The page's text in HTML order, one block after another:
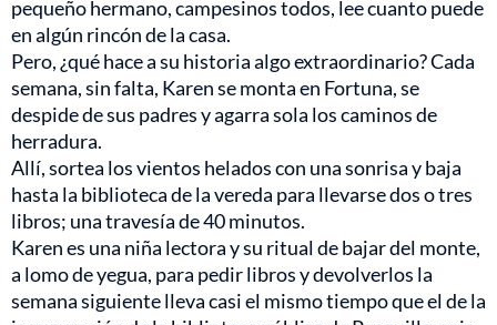
pequeño hermano, campesinos todos, lee cuanto puede
en algún rincón de la casa.
Pero, ¿qué hace a su historia algo extraordinario? Cada
semana, sin falta, Karen se monta en Fortuna, se
despide de sus padres y agarra sola los caminos de
herradura.
Allí, sortea los vientos helados con una sonrisa y baja
hasta la biblioteca de la vereda para llevarse dos o tres
libros; una travesía de 40 minutos.
Karen es una niña lectora y su ritual de bajar del monte,
a lomo de yegua, para pedir libros y devolverlos la
semana siguiente lleva casi el mismo tiempo que el de la